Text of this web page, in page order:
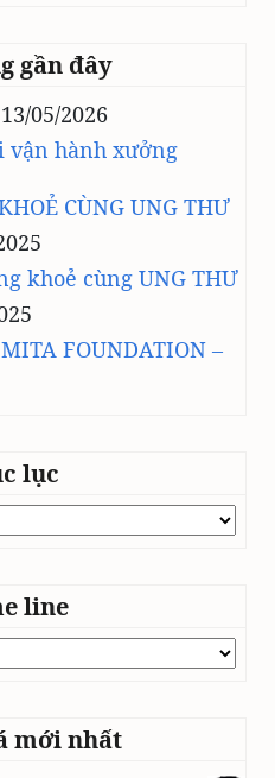
gần đây
13/05/2026
vận hành xưởng
CÙNG UNG THƯ
khoẻ cùng UNG THƯ
FOUNDATION –
lục
line
mới nhất